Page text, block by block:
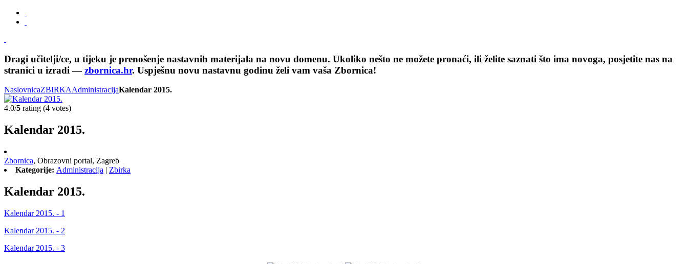
Dragi učitelji/ce, u tijeku je prenošenje nastavnih materijala na novu domenu. Ukoliko nešto ne možete pronaći, ili želite saznati što ima novoga, posjetite nas na
stranici u izradi —zbornica.hr. Uspješnu novu nastavnu godinu želi vam vaša Zbornica!
NaslovnicaZBIRKAAdministracijaKalendar 2015.
4.0/5 rating (4 votes)
Kalendar 2015.
Zbornica, Obrazovni portal, Zagreb
Kategorije: Administracija | Zbirka
Kalendar 2015.
Kalendar 2015. - 1
Kalendar 2015. - 2
Kalendar 2015. - 3